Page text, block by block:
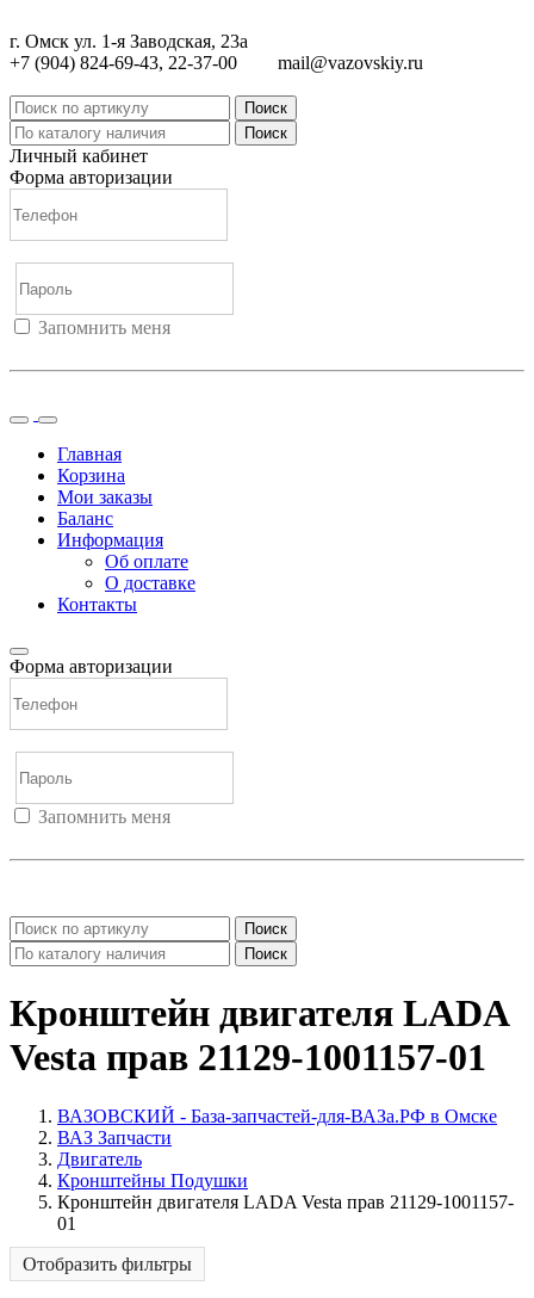
г. Омск ул. 1-я Заводская, 23а
+7 (904) 824-69-43, 22-37-00
mail@vazovskiy.ru
Поиск
Поиск
Личный кабинет
Форма авторизации
Запомнить меня
Главная
Корзина
Мои заказы
Баланс
Информация
Об оплате
О доставке
Контакты
Форма авторизации
Запомнить меня
Поиск
Поиск
Кронштейн двигателя LADA
Vesta прав 21129-1001157-01
ВАЗОВСКИЙ - База-запчастей-для-ВАЗа.РФ в Омске
ВАЗ Запчасти
Двигатель
Кронштейны Подушки
Кронштейн двигателя LADA Vesta прав 21129-1001157-
01
Отобразить фильтры